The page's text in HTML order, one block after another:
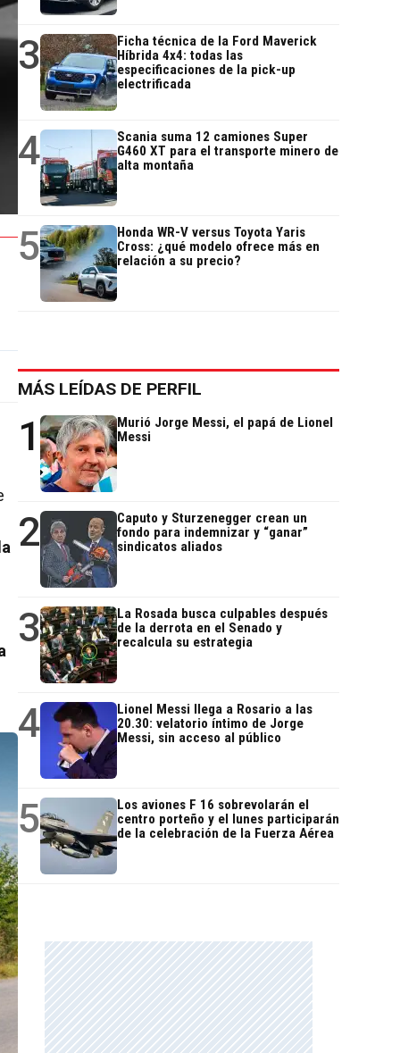
3
Ficha técnica de la Ford Maverick
Híbrida 4x4: todas las
especificaciones de la pick-up
electrificada
4
Scania suma 12 camiones Super
G460 XT para el transporte minero de
alta montaña
5
Honda WR-V versus Toyota Yaris
Cross: ¿qué modelo ofrece más en
relación a su precio?
MÁS LEÍDAS DE PERFIL
1
Murió Jorge Messi, el papá de Lionel
Messi
2
Caputo y Sturzenegger crean un
fondo para indemnizar y “ganar”
sindicatos aliados
3
La Rosada busca culpables después
de la derrota en el Senado y
recalcula su estrategia
4
Lionel Messi llega a Rosario a las
20.30: velatorio íntimo de Jorge
Messi, sin acceso al público
5
Los aviones F 16 sobrevolarán el
centro porteño y el lunes participarán
de la celebración de la Fuerza Aérea